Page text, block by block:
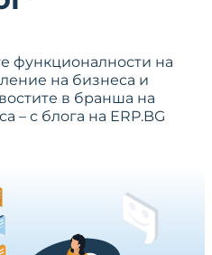
функционалности на
на бизнеса и
в бранша на
– с блога на ERP.BG